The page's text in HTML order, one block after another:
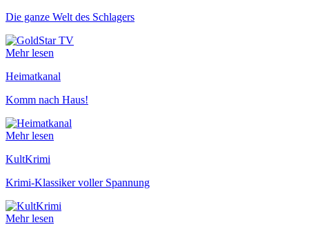
Die ganze Welt des Schlagers
Mehr lesen
Heimatkanal
Komm nach Haus!
Mehr lesen
KultKrimi
Krimi-Klassiker voller Spannung
Mehr lesen